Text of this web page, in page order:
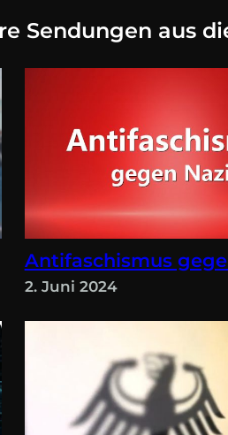
Sendungen aus
Antifaschismus
2. Juni 2024